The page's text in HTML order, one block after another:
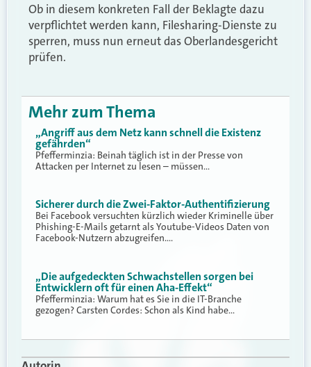
Ob in diesem konkreten Fall der Beklagte dazu
verpflichtet werden kann, Filesharing-Dienste zu
sperren, muss nun erneut das Oberlandesgericht
prüfen.
Mehr zum Thema
„Angriff aus dem Netz kann schnell die Existenz
gefährden“
Pfefferminzia: Beinah täglich ist in der Presse von
Attacken per Internet zu lesen – müssen…
Sicherer durch die Zwei-Faktor-Authentifizierung
Bei Facebook versuchten kürzlich wieder Kriminelle über
Phishing-E-Mails getarnt als Youtube-Videos Daten von
Facebook-Nutzern abzugreifen.…
„Die aufgedeckten Schwachstellen sorgen bei
Entwicklern oft für einen Aha-Effekt“
Pfefferminzia: Warum hat es Sie in die IT-Branche
gezogen? Carsten Cordes: Schon als Kind habe…